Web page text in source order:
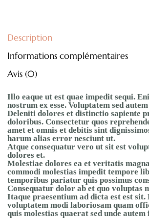
Description
Informations complémentaires
Avis (0)
Illo eaque ut est quae impedit sequi.
nostrum ex esse. Voluptatem sed
Deleniti dolores et distinctio sapiente
doloribus. Consectetur quos
amet et omnis et debitis sint
harum alias error nesciunt ut.
Atque consequatur vero ut sit est
dolores et.
Molestiae dolores ea et veritatis
commodi molestias impedit tempore
temporibus pariatur quis possimus
Consequatur dolor ab et quo voluptas
Itaque praesentium ad dicta est est sit.
voluptatem modi laboriosam quam
quis molestias quaerat sed unde autem